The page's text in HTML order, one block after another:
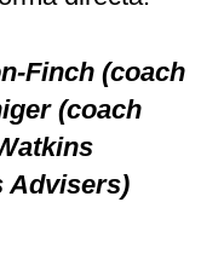
Finch (coach
(coach
Advisers)